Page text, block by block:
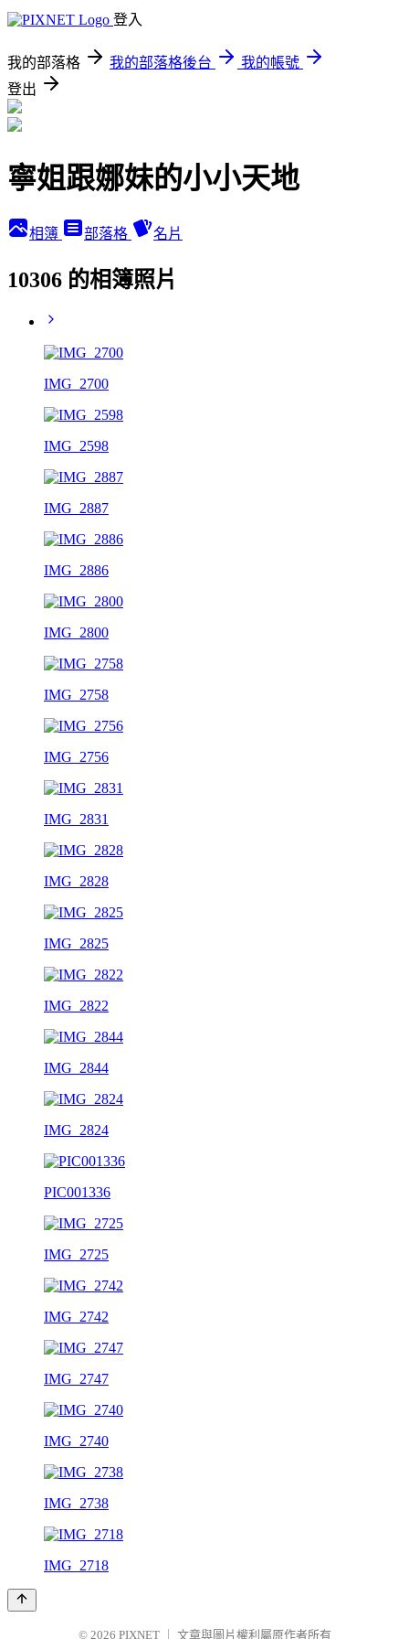
登入
我的部落格 我的部落格後台
我的帳號
登出
寧姐跟娜妹的小小天地
相簿 部落格 名片
10306 的相簿照片
IMG_2700
IMG_2598
IMG_2887
IMG_2886
IMG_2800
IMG_2758
IMG_2756
IMG_2831
IMG_2828
IMG_2825
IMG_2822
IMG_2844
IMG_2824
PIC001336
IMG_2725
IMG_2742
IMG_2747
IMG_2740
IMG_2738
IMG_2718
© 2026 PIXNET 文章與圖片權利屬原作者所有